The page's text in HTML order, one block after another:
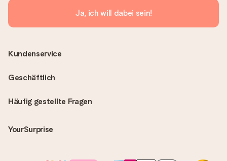
Ja, ich will dabei sein!
Häufig gestellte Fragen
YourSurprise
Kundenservice
Geschäftlich